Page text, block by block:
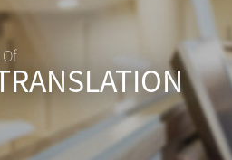
도기출문제
학적정보
석사과정 ⮛
박사과정 ⮛
장학
규정